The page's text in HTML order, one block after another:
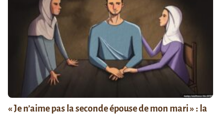
« Je n’aime pas la seconde épouse de mon mari » : la